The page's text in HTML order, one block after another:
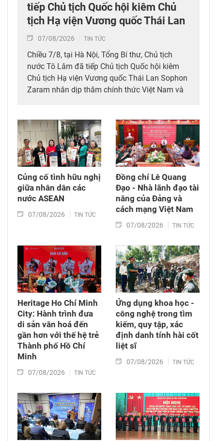
tiếp Chủ tịch Quốc hội kiêm Chủ
tịch Hạ viện Vương quốc Thái Lan
07/08/2026 TIN TỨC
Chiều 7/8, tại Hà Nội, Tổng Bí thư, Chủ tịch
nước Tô Lâm đã tiếp Chủ tịch Quốc hội kiêm
Chủ tịch Hạ viện Vương quốc Thái Lan Sophon
Zaram nhân dịp thăm chính thức Việt Nam và
(6/8/1976 – 6/8/2026).
Củng cố tình hữu nghị
giữa nhân dân các
nước ASEAN
07/08/2026 TIN TỨC
Đồng chí Lê Quang
Đạo - Nhà lãnh đạo tài
năng của Đảng và
cách mạng Việt Nam​
07/08/2026 TIN TỨC
Heritage Ho Chí Minh
City: Hành trình đưa
di sản văn hoá đến
gần hơn với thế hệ trẻ
Thành phố Hồ Chí
Minh
07/08/2026 TIN TỨC
Ứng dụng khoa học -
công nghệ trong tìm
kiếm, quy tập, xác
định danh tính hài cốt
liệt sĩ
07/08/2026 TIN TỨC